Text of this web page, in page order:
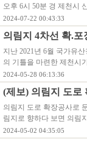
오후 6시 50분 경 제천시
2024-07-22 00:43:33
의림지 4차선 확.
지난 2021년 6월 국가유
의 기틀을 마련한 제천시
2024-05-28 06:13:36
(제보) 의림지 도
의림지 도로 확장공사로
림지로 향하다 보면 의림
2024-05-02 04:35:05